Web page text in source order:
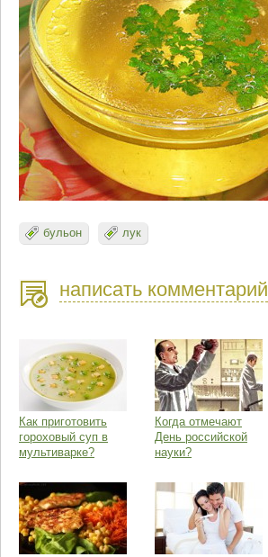
бульон лук
написать комментарий
Как приготовить
гороховый суп в
мультиварке?
Когда отмечают
День российской
науки?